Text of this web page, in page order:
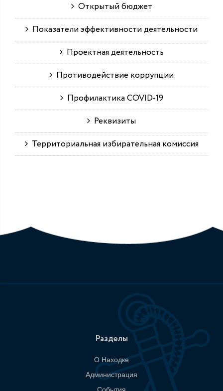
Открытый бюджет
Показатели эффективности деятельности
Проектная деятельность
Противодействие коррупции
Профилактика COVID-19
Реквизиты
Территориальная избирательная комиссия
Разделы
О Находке
Администрация